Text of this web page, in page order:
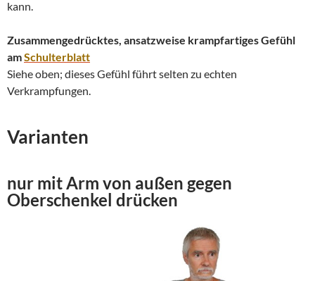
kann.
Zusammengedrücktes, ansatzweise krampfartiges Gefühl
amSchulterblatt
Siehe oben; dieses Gefühl führt selten zu echten
Verkrampfungen.
Varianten
nur mit Arm von außen gegen
Oberschenkel drücken